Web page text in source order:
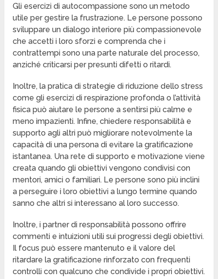
Gli esercizi di autocompassione sono un metodo
utile per gestire la frustrazione. Le persone possono
sviluppare un dialogo interiore più compassionevole
che accetti i loro sforzi e comprenda che i
contrattempi sono una parte naturale del processo,
anziché criticarsi per presunti difetti o ritardi.
Inoltre, la pratica di strategie di riduzione dello stress
come gli esercizi di respirazione profonda o l’attività
fisica può aiutare le persone a sentirsi più calme e
meno impazienti. Infine, chiedere responsabilità e
supporto agli altri può migliorare notevolmente la
capacità di una persona di evitare la gratificazione
istantanea. Una rete di supporto e motivazione viene
creata quando gli obiettivi vengono condivisi con
mentori, amici o familiari. Le persone sono più inclini
a perseguire i loro obiettivi a lungo termine quando
sanno che altri si interessano al loro successo.
Inoltre, i partner di responsabilità possono offrire
commenti e intuizioni utili sui progressi degli obiettivi.
Il focus può essere mantenuto e il valore del
ritardare la gratificazione rinforzato con frequenti
controlli con qualcuno che condivide i propri obiettivi.